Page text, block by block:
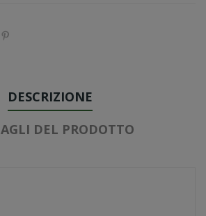
DESCRIZIONE
DEL PRODOTTO